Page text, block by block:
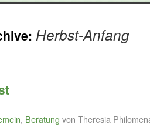
Herbst-Anfang
, Beratung von Theresia